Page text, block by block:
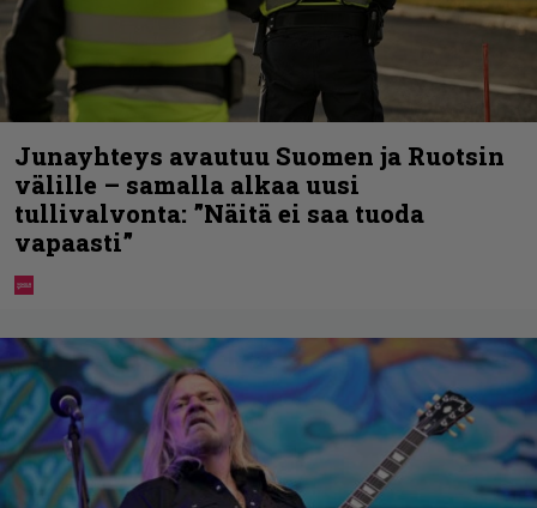
Junayhteys avautuu Suomen ja Ruotsin
välille – samalla alkaa uusi
tullivalvonta: ”Näitä ei saa tuoda
vapaasti”